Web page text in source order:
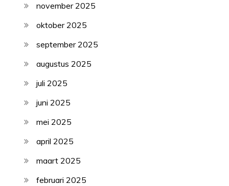
november 2025
oktober 2025
september 2025
augustus 2025
juli 2025
juni 2025
mei 2025
april 2025
maart 2025
februari 2025